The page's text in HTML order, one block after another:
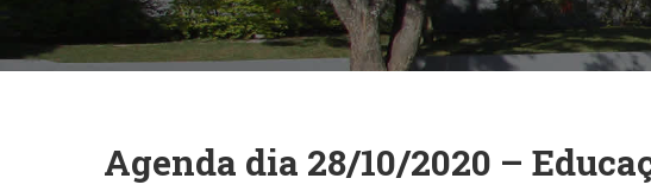
Agenda dia 28/10/2020 –